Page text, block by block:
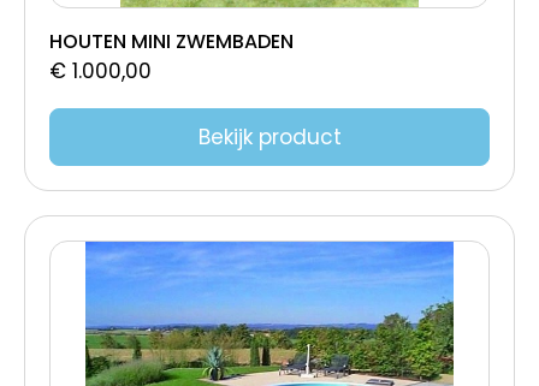
1200 x 600 x 150 cm - 148 Blokken
1200 X 600 X 150
1100 X 500 X 150
1030x370x150
1020x360x155
1000x320x150
1000 x 500 x 150 cm - 124 Blokken
1000 X 416 X 150
1000 X 400 X 150CM
HOUTEN MINI ZWEMBADEN
€ 1.000,00
Bekijk product